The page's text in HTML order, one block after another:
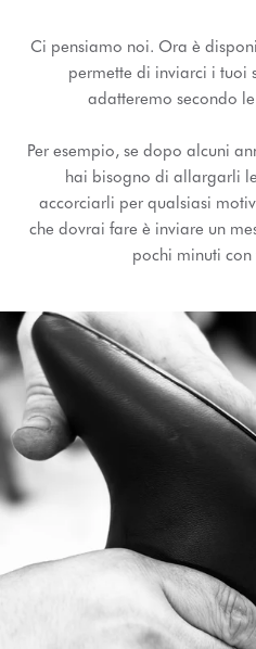
Ci pensiamo noi. Ora è
permette di inviarci i tuoi
adatteremo secondo
Per esempio, se dopo alcuni
hai bisogno di allargarli
accorciarli per qualsiasi
che dovrai fare è inviare un
pochi minuti